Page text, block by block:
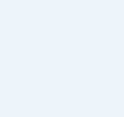
pojišťovacím
odvětví nebo typ
revizích
firmy a posuzuje
tržních podmínek.
oblasti dříve, než